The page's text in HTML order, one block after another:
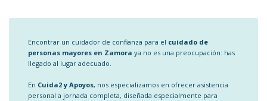
Encontrar un cuidador de confianza para el cuidado de
personas mayores en Zamora ya no es una preocupación: has
llegado al lugar adecuado.
En Cuida2 y Apoyos, nos especializamos en ofrecer asistencia
personal a jornada completa, diseñada especialmente para